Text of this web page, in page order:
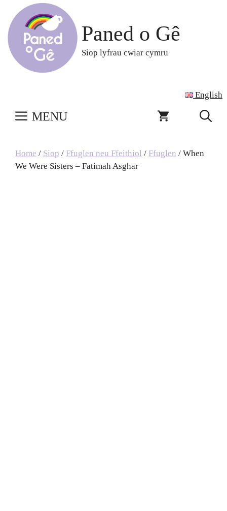
content
Paned o Gê
Siop lyfrau cwiar cymru
English
MENU
Home / Siop / Ffuglen neu Ffeithiol / Ffuglen / When
We Were Sisters – Fatimah Asghar